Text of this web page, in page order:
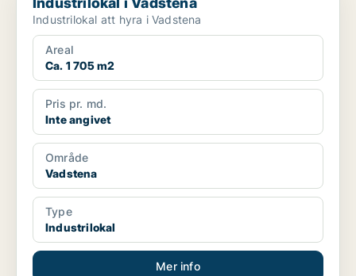
Industrilokal att hyra i Vadstena
Areal
Ca. 1 705 m2
Pris pr. md.
Inte angivet
Område
Vadstena
Type
Industrilokal
Mer info